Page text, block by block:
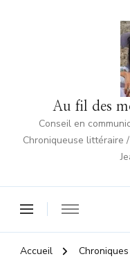
Au fil des
Conseil en
Chroniqueuse littéraire
Accueil Chroniques